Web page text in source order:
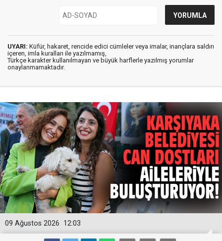
UYARI: Küfür, hakaret, rencide edici cümleler veya imalar, inançlara saldırı
içeren, imla kuralları ile yazılmamış,
Türkçe karakter kullanılmayan ve büyük harflerle yazılmış yorumlar
onaylanmamaktadır.
12:03
09 Ağustos 2026